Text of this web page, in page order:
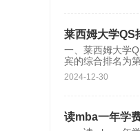
莱西姆大学QS
一、莱西姆大学
宾的综合排名为
2024-12-30
读mba一年学